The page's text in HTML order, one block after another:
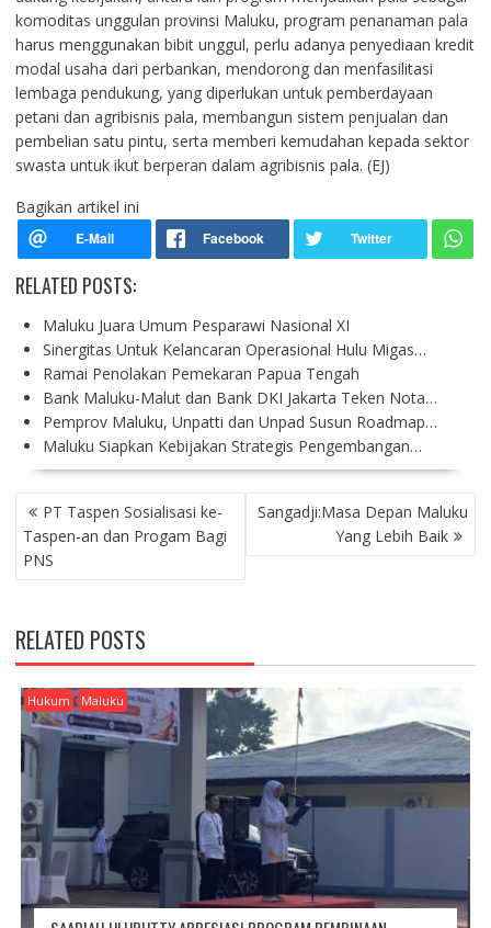
komoditas unggulan provinsi Maluku, program penanaman pala
harus menggunakan bibit unggul, perlu adanya penyediaan kredit
modal usaha dari perbankan, mendorong dan menfasilitasi
lembaga pendukung, yang diperlukan untuk pemberdayaan
petani dan agribisnis pala, membangun sistem penjualan dan
pembelian satu pintu, serta memberi kemudahan kepada sektor
swasta untuk ikut berperan dalam agribisnis pala. (EJ)
Bagikan artikel ini
RELATED POSTS:
Maluku Juara Umum Pesparawi Nasional XI
Sinergitas Untuk Kelancaran Operasional Hulu Migas…
Ramai Penolakan Pemekaran Papua Tengah
Bank Maluku-Malut dan Bank DKI Jakarta Teken Nota…
Pemprov Maluku, Unpatti dan Unpad Susun Roadmap…
Maluku Siapkan Kebijakan Strategis Pengembangan…
P
O
S
T
A
V
I
G
A
T
O
N
PT Taspen Sosialisasi ke-
Taspen-an dan Progam Bagi
PNS
Sangadji:Masa Depan Maluku
Yang Lebih Baik
RELATED POSTS
Hukum Maluku